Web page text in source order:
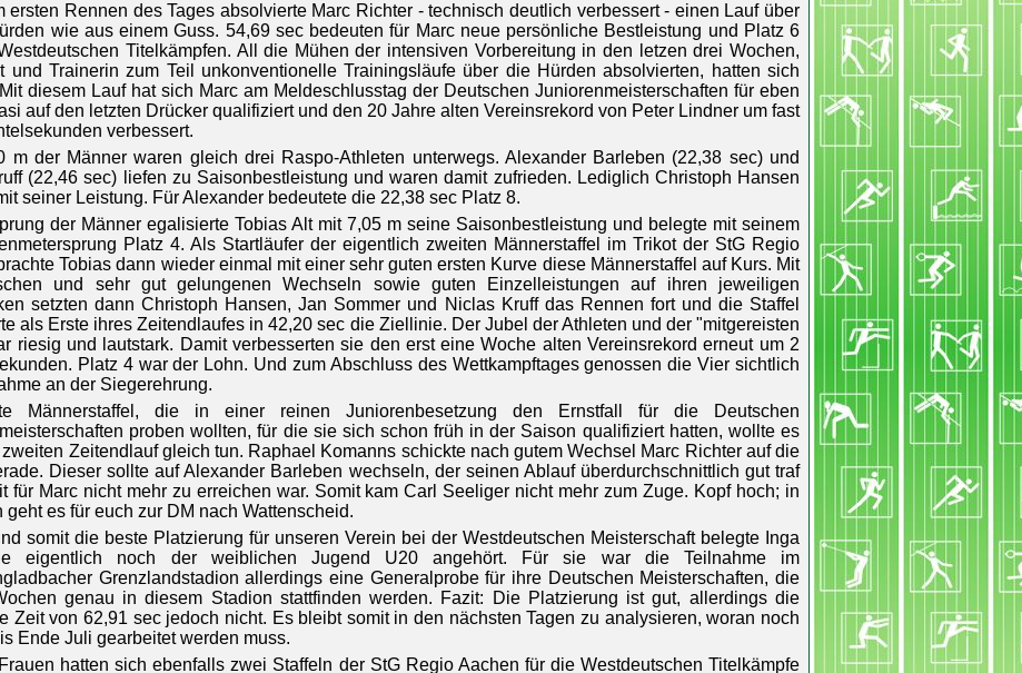
ersten Rennen des Tages absolvierte Marc Richter - technisch deutlich verbessert - einen Lauf über
wie aus einem Guss. 54,69 sec bedeuten für Marc neue persönliche Bestleistung und Platz 6
Titelkämpfen. All die Mühen der intensiven Vorbereitung in den letzen drei Wochen,
und Trainerin zum Teil unkonventionelle Trainingsläufe über die Hürden absolvierten, hatten sich
diesem Lauf hat sich Marc am Meldeschlusstag der Deutschen Juniorenmeisterschaften für eben
auf den letzten Drücker qualifiziert und den 20 Jahre alten Vereinsrekord von Peter Lindner um fast
verbessert.
m der Männer waren gleich drei Raspo-Athleten unterwegs. Alexander Barleben (22,38 sec) und
(22,46 sec) liefen zu Saisonbestleistung und waren damit zufrieden. Lediglich Christoph Hansen
seiner Leistung. Für Alexander bedeutete die 22,38 sec Platz 8.
der Männer egalisierte Tobias Alt mit 7,05 m seine Saisonbestleistung und belegte mit seinem
Platz 4. Als Startläufer der eigentlich zweiten Männerstaffel im Trikot der StG Regio
Tobias dann wieder einmal mit einer sehr guten ersten Kurve diese Männerstaffel auf Kurs. Mit
und sehr gut gelungenen Wechseln sowie guten Einzelleistungen auf ihren jeweiligen
setzten dann Christoph Hansen, Jan Sommer und Niclas Kruff das Rennen fort und die Staffel
als Erste ihres Zeitendlaufes in 42,20 sec die Ziellinie. Der Jubel der Athleten und der "mitgereisten
riesig und lautstark. Damit verbesserten sie den erst eine Woche alten Vereinsrekord erneut um 2
Platz 4 war der Lohn. Und zum Abschluss des Wettkampftages genossen die Vier sichtlich
an der Siegerehrung.
Männerstaffel, die in einer reinen Juniorenbesetzung den Ernstfall für die Deutschen
proben wollten, für die sie sich schon früh in der Saison qualifiziert hatten, wollte es
Zeitendlauf gleich tun. Raphael Komanns schickte nach gutem Wechsel Marc Richter auf die
Dieser sollte auf Alexander Barleben wechseln, der seinen Ablauf überdurchschnittlich gut traf
für Marc nicht mehr zu erreichen war. Somit kam Carl Seeliger nicht mehr zum Zuge. Kopf hoch; in
geht es für euch zur DM nach Wattenscheid.
somit die beste Platzierung für unseren Verein bei der Westdeutschen Meisterschaft belegte Inga
eigentlich noch der weiblichen Jugend U20 angehört. Für sie war die Teilnahme im
Grenzlandstadion allerdings eine Generalprobe für ihre Deutschen Meisterschaften, die
genau in diesem Stadion stattfinden werden. Fazit: Die Platzierung ist gut, allerdings die
Zeit von 62,91 sec jedoch nicht. Es bleibt somit in den nächsten Tagen zu analysieren, woran noch
Ende Juli gearbeitet werden muss.
hatten sich ebenfalls zwei Staffeln der StG Regio Aachen für die Westdeutschen Titelkämpfe